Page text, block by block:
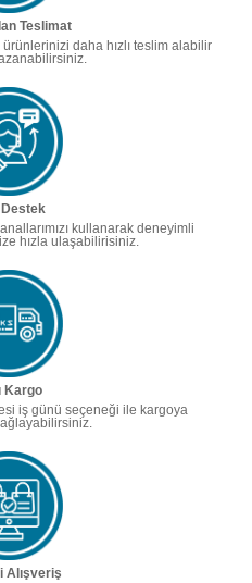
Teslimat
daha hızlı teslim alabilir
Destek
kullanarak deneyimli
hızla ulaşabilirisiniz.
Kargo
iş günü seçeneği ile kargoya
Alışveriş